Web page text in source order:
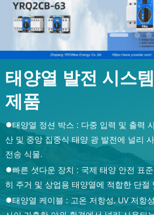
태양열 발전 시스
제품
●태양열 정션 박스 : 다중 입력 및 출력
산 및 중앙 집중식 태양 광 발전에 널리
전송 식물.
●빠른 셧다운 장치 : 국제 태양 안전 표
히 주거 및 상업용 태양열에 적합한 단절
●태양열 케이블 : 고온 저항성, UV 저항
●
●
●
●